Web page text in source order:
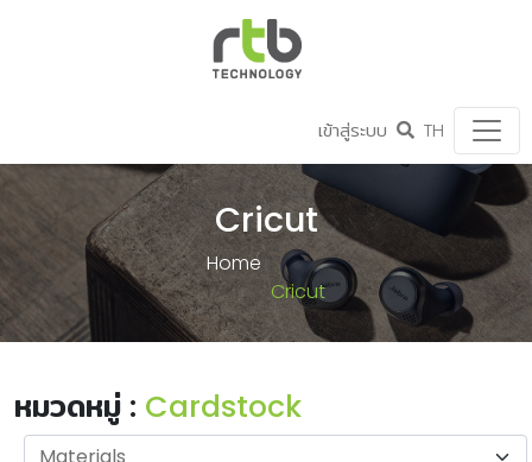
เข้าสู่ระบบ TH
Cricut
Home
Cricut
หมวดหมู่ : Cardstock